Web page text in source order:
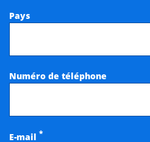
Pays
Numéro de téléphone
E-mail *